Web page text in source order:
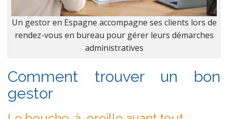
Un gestor en Espagne accompagne ses clients lors de
rendez-vous en bureau pour gérer leurs démarches
administratives
Comment trouver un bon
gestor